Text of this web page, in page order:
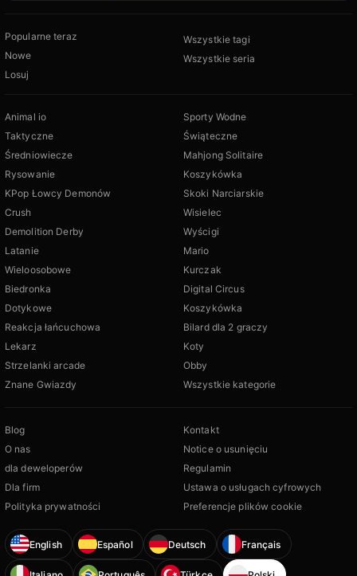
Popularne teraz
Nowe
Losuj
Wszystkie tagi
Wszystkie seria
Animal io
Taktyczne
Średniowiecze
Rysowanie
KPop Łowcy Demonów
Crush
Demolition Derby
Latanie
Wieloosobowe
Biedronka
Dotykowe
Reakcja łańcuchowa
Lekarz
Strzelanki arcade
Znane Gwiazdy
Sporty Wodne
Świąteczne
Mahjong Solitaire
Koszykówka
Skoki Narciarskie
Wisielec
Wyścigi
Mario
Kurczak
Digital Circus
Koszykówka
Bilard dla 2 graczy
Koty
Obby
Wszystkie kategorie
Blog
O nas
dla deweloperów
Dla firm
Polityka prywatności
Kontakt
Notice o usunięciu
Regulamin
Ustawa o usługach cyfrowych
Preferencje plików cookie
English Español Deutsch Français